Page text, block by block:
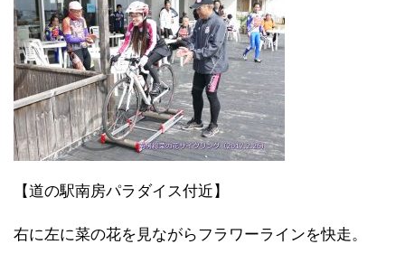
【道の駅南房パラダイス付近】
右に左に菜の花を見ながらフラワーラインを快走。